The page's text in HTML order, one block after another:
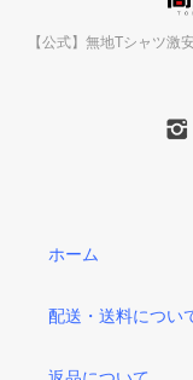
【公式】無地Tシャツ
ホーム
配送・送料につい